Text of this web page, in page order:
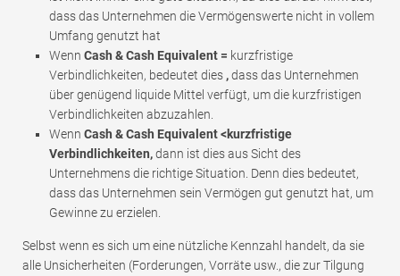
dass das Unternehmen die Vermögenswerte nicht in vollem
Umfang genutzt hat
Wenn Cash & Cash Equivalent = kurzfristige
Verbindlichkeiten, bedeutet dies ,dass das Unternehmen
über genügend liquide Mittel verfügt, um die kurzfristigen
Verbindlichkeiten abzuzahlen.
Wenn Cash & Cash Equivalent <kurzfristige
Verbindlichkeiten,dann ist dies aus Sicht des
Unternehmens die richtige Situation. Denn dies bedeutet,
dass das Unternehmen sein Vermögen gut genutzt hat, um
Gewinne zu erzielen.
Selbst wenn es sich um eine nützliche Kennzahl handelt, da sie
alle Unsicherheiten (Forderungen, Vorräte usw., die zur Tilgung